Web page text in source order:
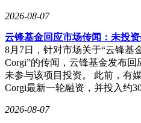
2026-08-07
云锋基金回应市场传闻：未投
8月7日，针对市场关于“云锋基
Corgi”的传闻，云锋基金发布
未参与该项目投资。 此前，有
Corgi最新一轮融资，并投入约
2026-08-07